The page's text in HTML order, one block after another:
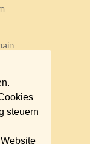
steuern